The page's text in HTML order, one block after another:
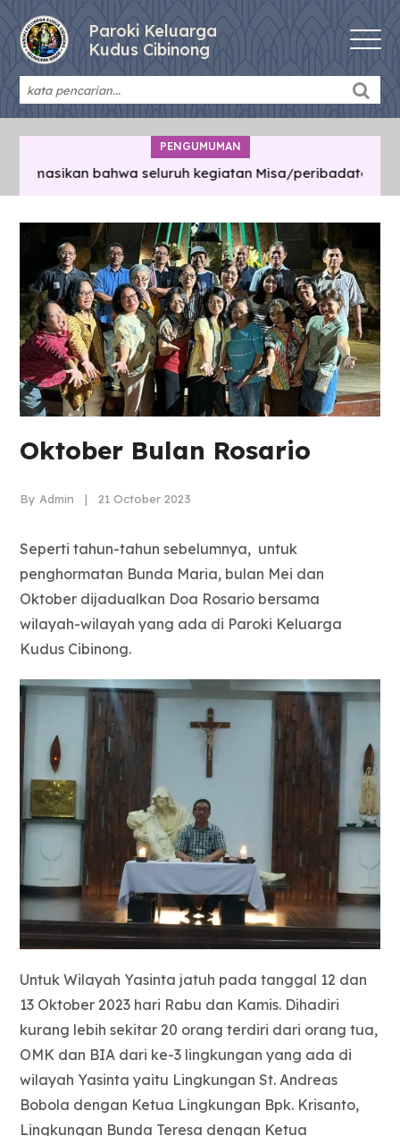
Paroki Keluarga
Kudus Cibinong
PENGUMUMAN
bahwa seluruh kegiatan Misa/peribadatan/
Oktober Bulan Rosario
By Admin | 21 October 2023
Seperti tahun-tahun sebelumnya, untuk
penghormatan Bunda Maria, bulan Mei dan
Oktober dijadualkan Doa Rosario bersama
wilayah-wilayah yang ada di Paroki Keluarga
Kudus Cibinong.
Untuk Wilayah Yasinta jatuh pada tanggal 12 dan
13 Oktober 2023 hari Rabu dan Kamis. Dihadiri
kurang lebih sekitar 20 orang terdiri dari orang tua,
OMK dan BIA dari ke-3 lingkungan yang ada di
wilayah Yasinta yaitu Lingkungan St. Andreas
Bobola dengan Ketua Lingkungan Bpk. Krisanto,
Lingkungan Bunda Teresa dengan Ketua